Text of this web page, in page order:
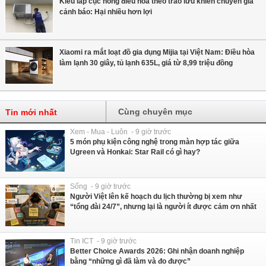
cảnh báo: Hại nhiều hơn lợi
Xiaomi ra mắt loạt đồ gia dụng Mijia tại Việt Nam: Điều hòa
làm lạnh 30 giây, tủ lạnh 635L, giá từ 8,99 triệu đồng
Tin mới nhất Cùng chuyên mục
Xem - Mua - Luôn - 9 giờ trước
5 món phụ kiện công nghệ trong màn hợp tác giữa
Ugreen và Honkai: Star Rail có gì hay?
Sống - 9 giờ trước
Người Việt lên kế hoạch du lịch thường bị xem như
“tổng đài 24/7”, nhưng lại là người ít được cảm ơn nhất
Tin ICT - 9 giờ trước
Better Choice Awards 2026: Ghi nhận doanh nghiệp
bằng “những gì đã làm và đo được”